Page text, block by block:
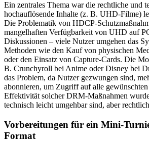
Ein zentrales Thema war die rechtliche und
hochauflösende Inhalte (z. B. UHD-Filme)
Die Problematik von HDCP-
mangelhaften Verfügbarkeit von UHD auf
Diskussionen – viele Nutzer umgehen das
Methoden wie den Kauf von physischen
oder den Einsatz von Capture-Cards. Die
B. Crunchyroll bei Anime oder Disney bei
das Problem, da Nutzer gezwungen sind,
abonnieren, um Zugriff auf alle
Effektivität solcher DRM-Maßnahmen
technisch leicht umgehbar sind, aber
Vorbereitungen für ein Mini-
Format